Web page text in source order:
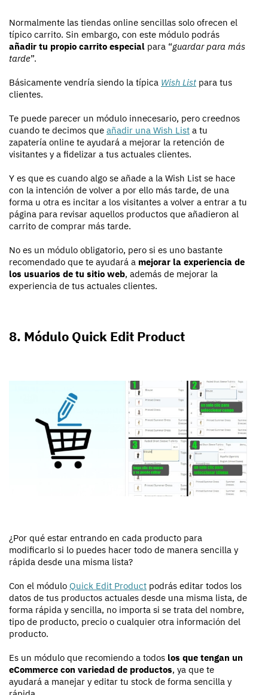
Normalmente las tiendas online sencillas solo ofrecen el
típico carrito. Sin embargo, con este módulo podrás
añadir tu propio carrito especial para “guardar para más
tarde”.
Básicamente vendría siendo la típica Wish List para tus
clientes.
Te puede parecer un módulo innecesario, pero creednos
cuando te decimos que añadir una Wish List a tu
zapatería online te ayudará a mejorar la retención de
visitantes y a fidelizar a tus actuales clientes.
Y es que es cuando algo se añade a la Wish List se hace
con la intención de volver a por ello más tarde, de una
forma u otra es incitar a los visitantes a volver a entrar a tu
página para revisar aquellos productos que añadieron al
carrito de comprar más tarde.
No es un módulo obligatorio, pero si es uno bastante
recomendado que te ayudará a mejorar la experiencia de
los usuarios de tu sitio web, además de mejorar la
experiencia de tus actuales clientes.
8. Módulo Quick Edit Product
¿Por qué estar entrando en cada producto para
modificarlo si lo puedes hacer todo de manera sencilla y
rápida desde una misma lista?
Con el módulo Quick Edit Product podrás editar todos los
datos de tus productos actuales desde una misma lista, de
forma rápida y sencilla, no importa si se trata del nombre,
tipo de producto, precio o cualquier otra información del
producto.
Es un módulo que recomiendo a todos los que tengan un
eCommerce con variedad de productos, ya que te
ayudará a manejar y editar tu stock de forma sencilla y